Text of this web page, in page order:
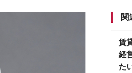
関
賃
経
た